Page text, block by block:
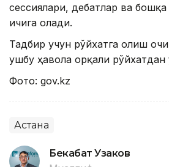
сессиялари, дебатлар ва
ичига олади.
Тадбир учун рўйхатга олиш
ушбу ҳавола орқали
Фото: gov.kz
Астана
Бекабат Узаков